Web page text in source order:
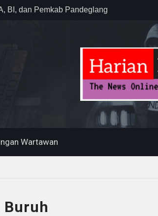
Banten, Wamen Ossy Ajak
BI, dan Pemkab Pandeglang
Pelatihan Sertifikasi Halal dan
Wartawan
Buruh